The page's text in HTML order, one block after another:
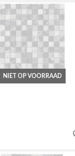
NIET OP VOORRAAD